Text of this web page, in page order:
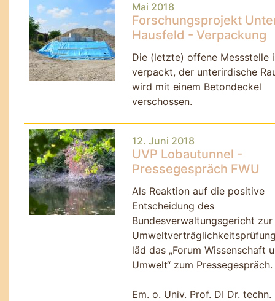
Mai 2018
Forschungsprojekt
Hausfeld - Verpackung
Die (letzte) offene Messstelle
verpackt, der unterirdische
wird mit einem Betondeckel
verschossen.
12. Juni 2018
UVP Lobautunnel -
Pressegespräch FWU
Als Reaktion auf die positive
Entscheidung des
Bundesverwaltungsgericht zur
läd das Forum Wissenschaft
Umwelt zum Pressegespräch.
Em. o. Univ. Prof. DI Dr. techn.